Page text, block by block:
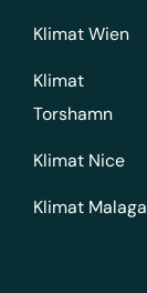
Klimat Wien
Klimat
Torshamn
Klimat Nice
Klimat Malaga